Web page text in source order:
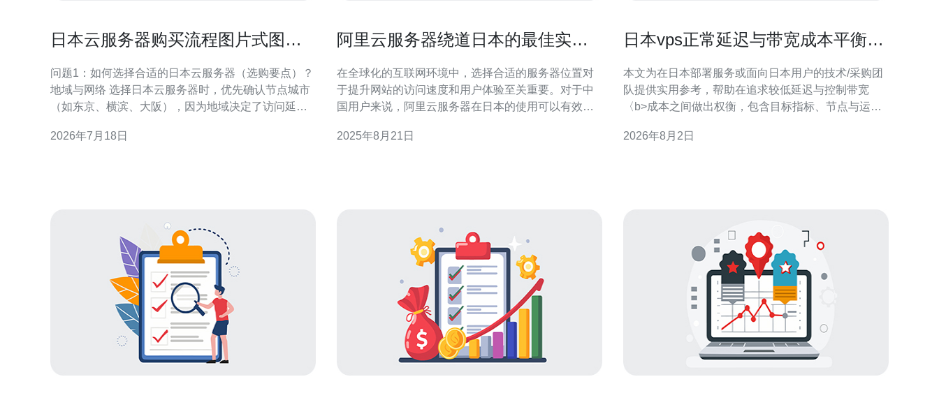
日本云服务器购买流程图片式图解
问题1：如何选择合适的日本云服务器（选购要点）？
地域与网络 选择日本云服务器时，优先确认节点城市
（如东京、横滨、大阪），因为地域决定了访问延迟
先选东京或大阪并注意带宽峰值与出口链路类型。 配
2026年7月18日
阿里云服务器绕道日本的最佳实践
在全球化的互联网环境中，选择合适的服务器位置对
于提升网站的访问速度和用户体验至关重要。对于中
国用户来说，阿里云服务器在日本的使用可以有效降
日本的最佳实践与建议，包括具体的操作步骤。 以下
2025年8月21日
日本vps正常延迟与带宽成本平衡的
本文为在日本部署服务或面向日本用户的技术/采购团
队提供实用参考，帮助在追求较低延迟与控制带宽
〈b>成本之间做出权衡，包含目标指标、节点与运营
延迟目标应该控制在多少? 针对不同业务类型，延迟
2026年8月2日